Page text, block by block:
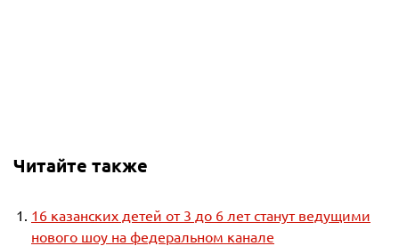
Читайте также
16 казанских детей от 3 до 6 лет станут ведущими
нового шоу на федеральном канале